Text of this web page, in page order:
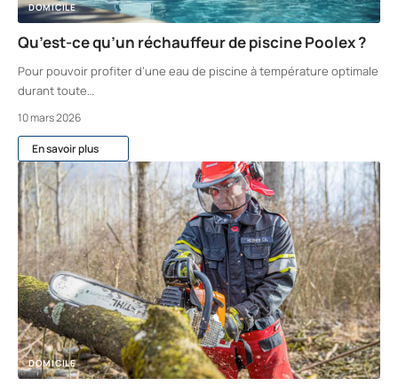
DOMICILE
Qu’est-ce qu’un réchauffeur de piscine Poolex ?
Pour pouvoir profiter d’une eau de piscine à température optimale
durant toute…
10 mars 2026
En savoir plus
DOMICILE